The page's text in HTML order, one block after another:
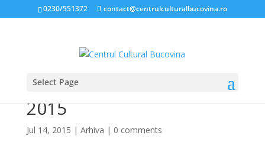
0230/551372 contact@centrulculturalbucovina.ro
Select Page
ÎNTÂLNIRI BUCOVINENE
2015
Jul 14, 2015 | Arhiva | 0 comments